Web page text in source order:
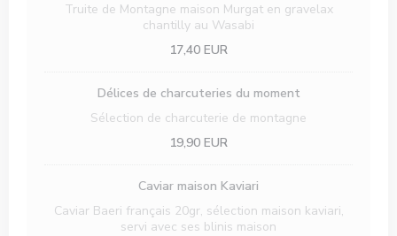
Truite de Montagne maison Murgat en gravelax
chantilly au Wasabi
17,40 EUR
Délices de charcuteries du moment
Sélection de charcuterie de montagne
19,90 EUR
Caviar maison Kaviari
Caviar Baeri français 20gr, sélection maison kaviari,
servi avec ses blinis maison